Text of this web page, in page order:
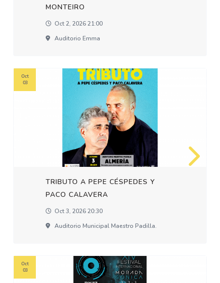
MONTEIRO
Oct 2, 2026 21:00
Auditorio Emma
TRIBUTO A PEPE CÉSPEDES Y
PACO CALAVERA
Oct 3, 2026 20:30
Auditorio Municipal Maestro Padilla.
Oct
03
Oct
03